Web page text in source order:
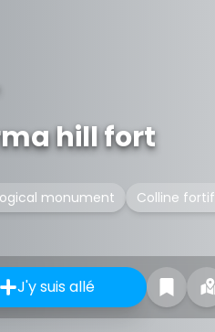
hill fort
monument Colline
J'y suis allé